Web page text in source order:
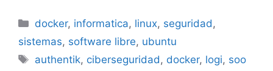
Categorías
docker, informatica, linux, seguridad,
sistemas, software libre, ubuntu
Etiquetas
authentik, ciberseguridad, docker, logi, soo